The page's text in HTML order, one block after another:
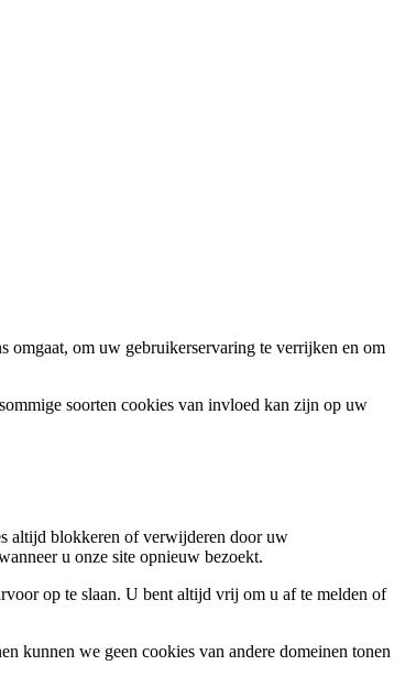
omgaat, om uw gebruikerservaring te verrijken en om
soorten cookies van invloed kan zijn op uw
altijd blokkeren of verwijderen door uw
u onze site opnieuw bezoekt.
op te slaan. U bent altijd vrij om u af te melden of
kunnen we geen cookies van andere domeinen tonen